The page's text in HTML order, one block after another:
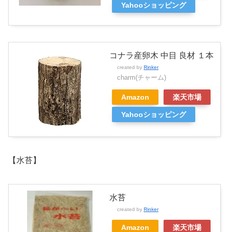
Yahooショッピング
コナラ産卵木 中目 良材 １本
created by Rinker
charm(チャーム)
Amazon 楽天市場
Yahooショッピング
【水苔】
水苔
created by Rinker
Amazon 楽天市場